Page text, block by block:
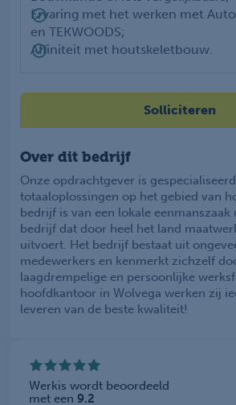
Ervaring met het werken met
en TEKWOODS;
Affiniteit met houtskeletbouw.
Solliciteren
Over dit bedrijf
Onze opdrachtgever is
totaaloplossingen op het gebied van
bedrijf is van een lokale
bedrijf dat door heel het land
uitvoert. Het bedrijf bestaat uit
medewerkers en kenmerkt zichzelf
laagdrempelige en persoonlijke
hoofdkantoor in Wolvega werken zij
leveren van de beste kwaliteit!
Werkis wordt beoordeeld
met een 9.2